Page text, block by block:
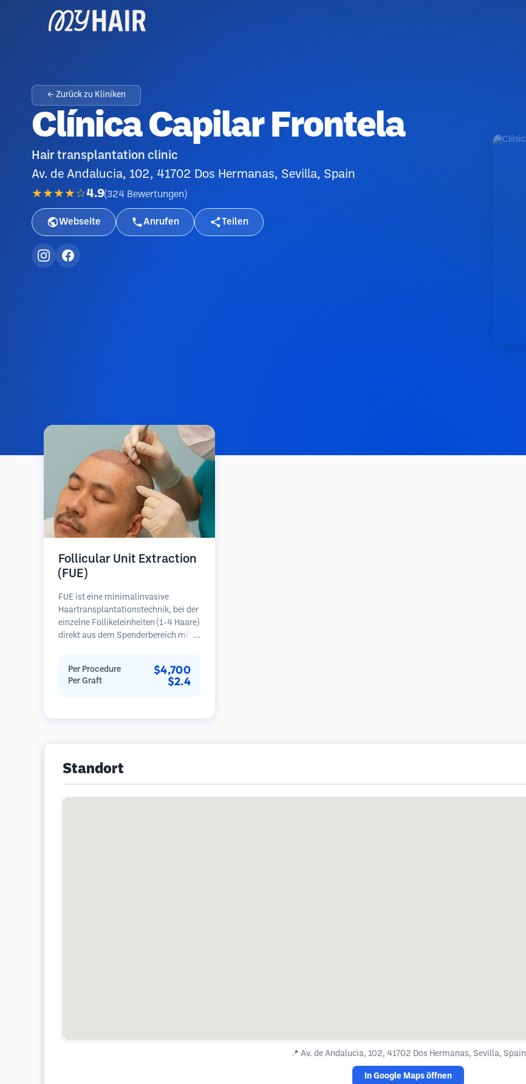
← Zurück zu Kliniken
Clínica Capilar Frontela
Hair transplantation clinic
Av. de Andalucia, 102, 41702 Dos Hermanas, Sevilla, Spain
★★★★☆4.9(324 Bewertungen )
Webseite Anrufen Teilen
Follicular Unit Extraction
(FUE)
FUE ist eine minimalinvasive
Haartransplantationstechnik, bei der
einzelne Follikeleinheiten (1-4 Haare)
direkt aus dem Spenderbereich mit
werden dann in die
Empfängerbereiche in kahlen Zonen
Per Procedure $4,700
Per Graft $2.4
Standort
📍 Av. de Andalucia, 102, 41702 Dos Hermanas, Sevilla, Spain
In Google Maps öffnen